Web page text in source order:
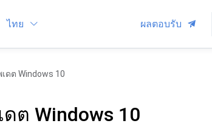
ไทย ผลตอบรับ
ดต Windows 10
ต Windows 10